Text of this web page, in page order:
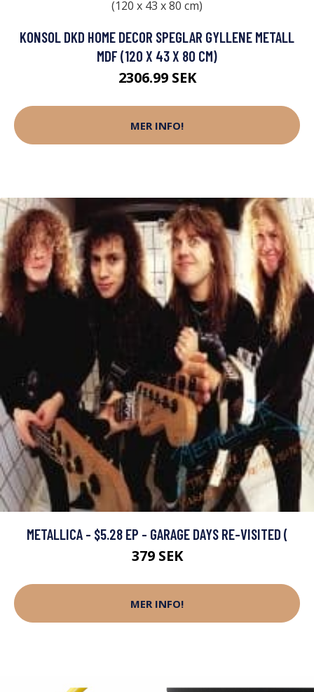
KONSOL DKD HOME DECOR SPEGLAR GYLLENE METALL
MDF (120 X 43 X 80 CM)
2306.99 SEK
MER INFO!
METALLICA - $5.28 EP - GARAGE DAYS RE-VISITED (
379 SEK
MER INFO!